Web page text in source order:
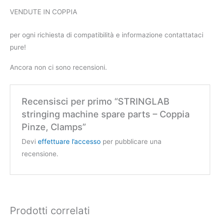
VENDUTE IN COPPIA
per ogni richiesta di compatibilità e informazione contattataci
pure!
Ancora non ci sono recensioni.
Recensisci per primo “STRINGLAB
stringing machine spare parts – Coppia
Pinze, Clamps”
Devi effettuare l’accessoper pubblicare una
recensione.
Prodotti correlati